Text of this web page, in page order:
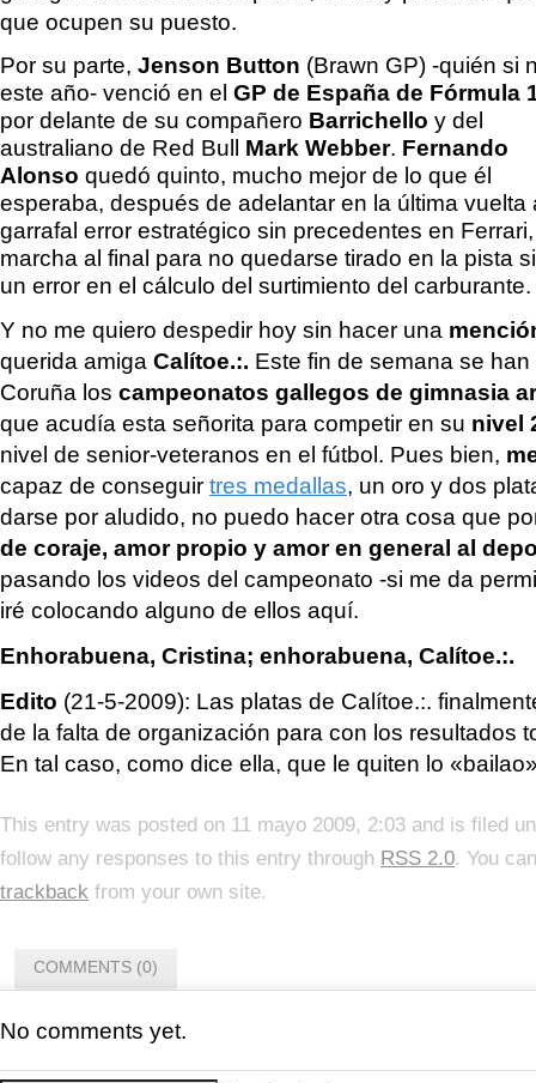
que ocupen su puesto.
Por su parte, Jenson Button (Brawn GP) -quién si
este año- venció en el GP de España de Fórmula
por delante de su compañero Barrichello y del
australiano de Red Bull Mark Webber. Fernando
Alonso quedó quinto, mucho mejor de lo que él
esperaba, después de adelantar en la última
garrafal error estratégico sin precedentes en
marcha al final para no quedarse tirado en la pista
un error en el cálculo del surtimiento del carburante.
Y no me quiero despedir hoy sin hacer una
querida amiga Calítoe.:. Este fin de semana se
Coruña los campeonatos gallegos de gimnasia
que acudía esta señorita para competir en su nivel
nivel de senior-veteranos en el fútbol. Pues bien,
capaz de conseguir tres medallas, un oro y dos
darse por aludido, no puedo hacer otra cosa que
de coraje, amor propio y amor en general al
pasando los videos del campeonato -si me da
iré colocando alguno de ellos aquí.
Enhorabuena, Cristina; enhorabuena, Calítoe.:.
Edito (21-5-2009): Las platas de Calítoe.:.
de la falta de organización para con los resultados
En tal caso, como dice ella, que le quiten lo
This entry was posted on 11 mayo 2009, 2:03 and is filed
follow any responses to this entry through RSS 2.0. You
trackback from your own site.
COMMENTS (0)
No comments yet.